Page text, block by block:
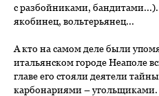
с разбойниками,
якобинец, вольтерьянец...
А кто на самом деле были
итальянском городе Неаполе
главе его стояли деятели
карбонариями –